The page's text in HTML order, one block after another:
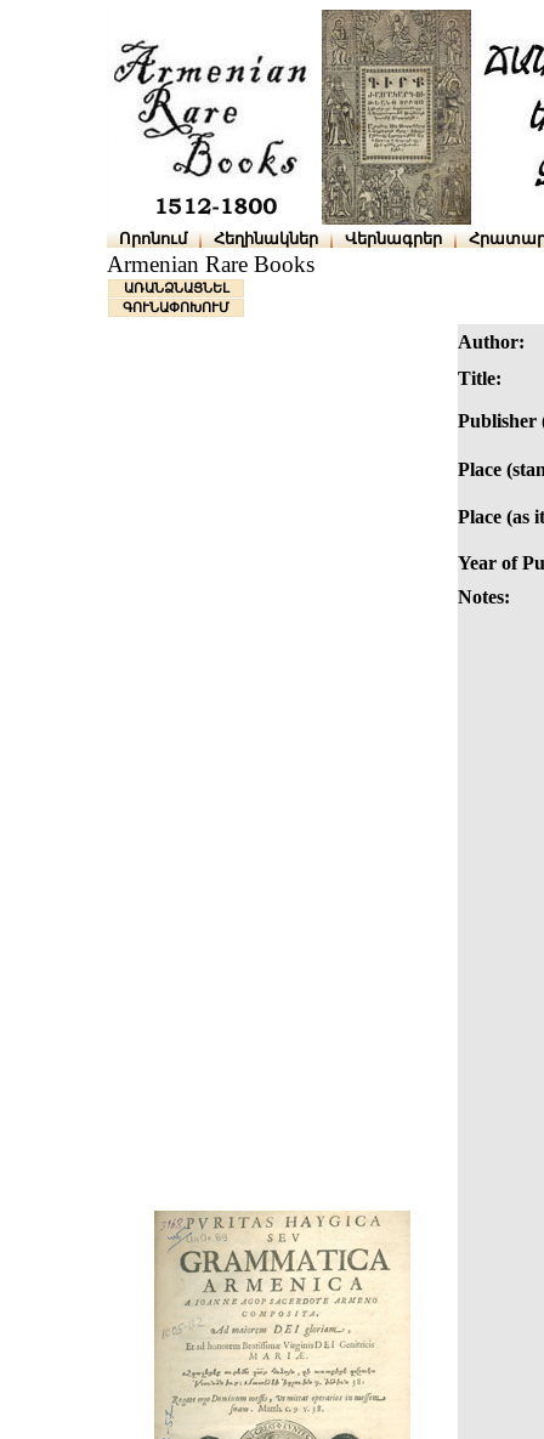
Որոնում Հեղինակներ Վերնագրեր
Armenian Rare Books
ԱՌԱՆՁՆԱՑՆԵԼ
ԳՈՒՆԱՓՈԽՈՒՄ
Author:
Title:
Publisher
Place
Place (as
Year of
Notes: